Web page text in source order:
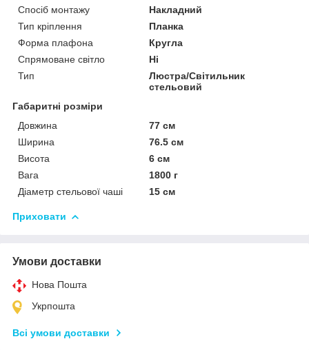
Спосіб монтажу
Накладний
Тип кріплення
Планка
Форма плафона
Кругла
Спрямоване світло
Ні
Тип
Люстра/Світильник
стельовий
Габаритні розміри
Довжина
77 см
Ширина
76.5 см
Висота
6 см
Вага
1800 г
Діаметр стельової чаші
15 см
Приховати
Умови доставки
Нова Пошта
Укрпошта
Всі умови доставки